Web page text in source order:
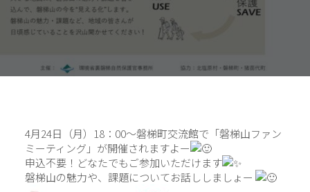
4月24日（月）18：00～磐梯町交流館で「磐梯山ファン
ミーティング」が開催されますよー
申込不要！どなたでもご参加いただけます
磐梯山の魅力や、課題についてお話ししましょー